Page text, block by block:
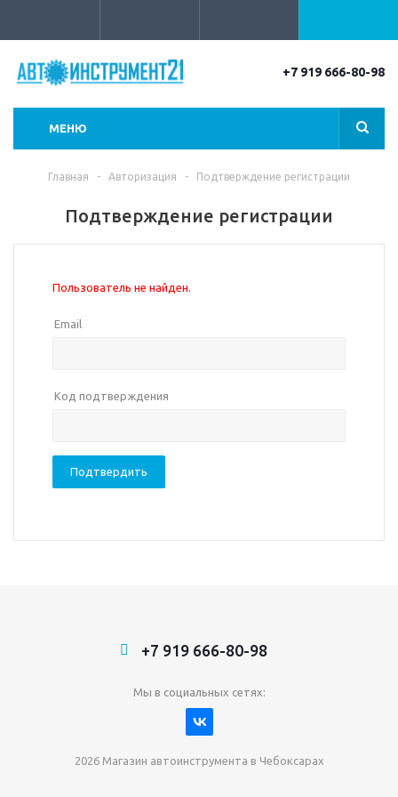
+7 919 666-80-98
МЕНЮ
Главная - Авторизация - Подтверждение регистрации
Подтверждение регистрации
Пользователь не найден.
Email
Код подтверждения
+7 919 666-80-98
Мы в социальных сетях:
2026 Магазин автоинструмента в Чебоксарах